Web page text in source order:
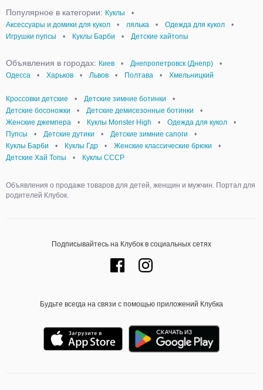
Популярное в категории: Куклы
•
Аксессуары и домики для кукол
• лялька • Одежда для кукол
•
Игрушки пупсы
• Куклы Барби • Детские хайтопы
Объявления в городах: Киев • Днепропетровск (Днепр)
•
Одесса
• Харьков • Львов • Полтава • Хмельницкий
Кроссовки детские • Детские зимние ботинки
•
Детские босоножки
• Детские демисезонные ботинки
•
Женские джемпера
• Куклы Monster High • Одежда для кукол
•
Пупсы
• Детские дутики • Детские зимние сапоги
•
Куклы Барби
• Куклы Гдр • Женские классические брюки
•
Детские Хай Топы
• Куклы СССР
Объявления о продаже товаров для детей, женщин и мужчин. Портал для
родителей Клубок.
Подписывайтесь на Клубок в социальных сетях
Будьте всегда на связи с помощью приложений Клубка